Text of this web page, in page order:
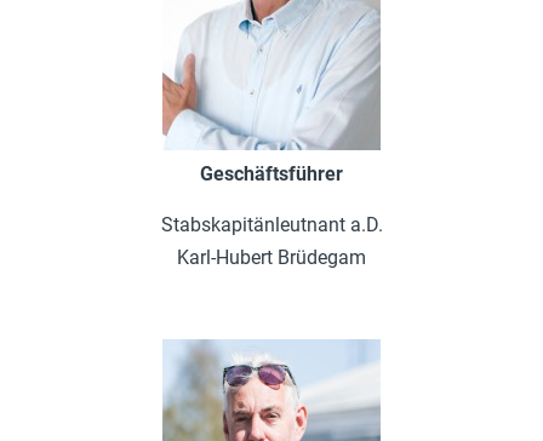
Geschäftsführer
Stabskapitänleutnant a.D.
Karl-Hubert Brüdegam